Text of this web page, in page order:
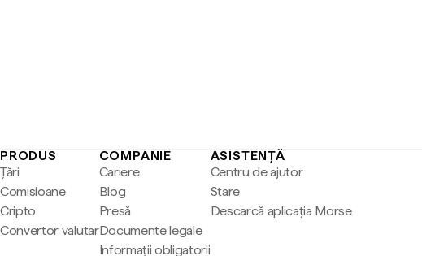
PRODUS
Țări
Comisioane
Cripto
Convertor valutar
COMPANIE
Cariere
Blog
Presă
Documente legale
Informații obligatorii
ASISTENȚĂ
Centru de ajutor
Stare
Descarcă aplicația Morse